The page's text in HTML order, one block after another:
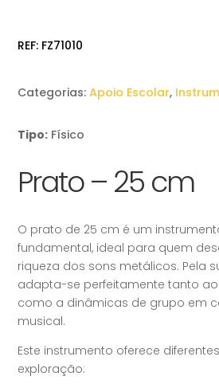
REF: FZ71010
Categorias:Apoio Escolar,
Tipo: Físico
Prato – 25 cm
O prato de 25 cm é um
fundamental, ideal para quem
riqueza dos sons metálicos. Pela
adapta-se perfeitamente tanto
como a dinâmicas de grupo em
musical.
Este instrumento oferece
exploração: